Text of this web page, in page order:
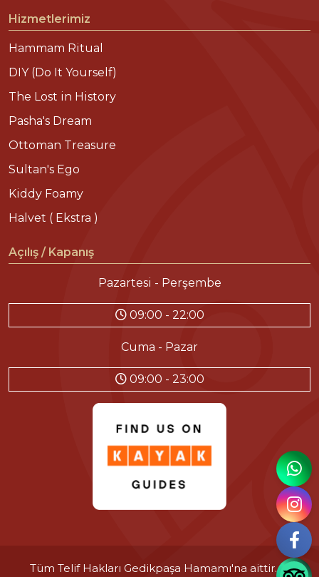
Hizmetlerimiz
Hammam Ritual
DIY (Do It Yourself)
The Lost in History
Pasha's Dream
Ottoman Treasure
Sultan's Ego
Kiddy Foamy
Halvet ( Ekstra )
Açılış / Kapanış
Pazartesi - Perşembe
09:00 - 22:00
Cuma - Pazar
09:00 - 23:00
Tüm Telif Hakları Gedikpaşa Hamamı'na aittir. ©